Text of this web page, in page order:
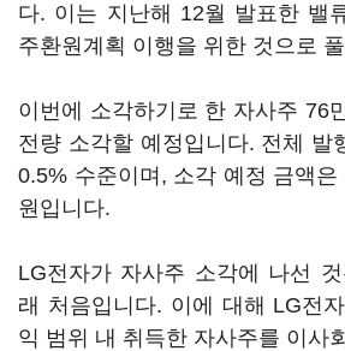
다. 이는 지난해 12월 발표한 밸
주환원계획 이행을 위한 것으로
이번에 소각하기로 한 자사주 76
전량 소각할 예정입니다. 전체 발
0.5% 수준이며, 소각 예정 금액
원입니다.
LG전자가 자사주 소각에 나선
래 처음입니다. 이에 대해 LG전자
익 범위 내 취득한 자사주를 이사